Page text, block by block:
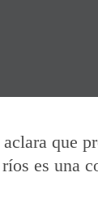
aclara que
es una